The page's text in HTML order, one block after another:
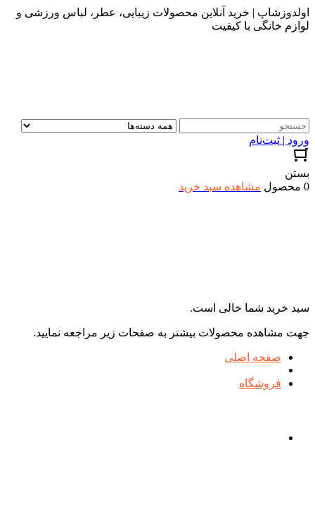
اولدوزشاپ | خرید آنلاین محصولات زیبایی، عطر، لباس ورزشی و
لوازم خانگی با کیفیت
ورود | ثبت‌نام
بستن
0 محصول
مشاهده سبد خرید
سبد خرید شما خالی است.
جهت مشاهده محصولات بیشتر به صفحات زیر مراجعه نمایید.
صفحه اصلی
فروشگاه